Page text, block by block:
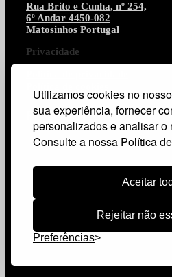
Utilizamos cookies no
sua experiência, fornecer
personalizados e analisar o
Consulte a nossa Política
Aceitar
Rejeitar não
Preferências
Rua Brito e Cunha, nº 254,
6º Andar 4450-082
Matosinhos Portugal
Privacidade
FL CONSTRUÇÕES